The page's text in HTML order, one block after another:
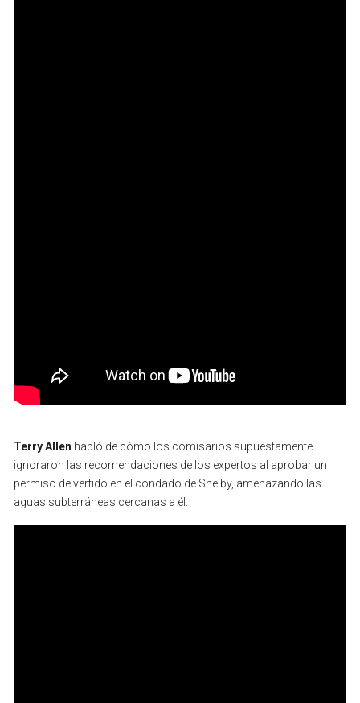
TerryAllen habló de cómo los comisarios supuestamente
ignoraron las recomendaciones de los expertos al aprobar un
permiso devertido en el condado de Shelby, amenazando las
aguas subterráneas cercanas a él.